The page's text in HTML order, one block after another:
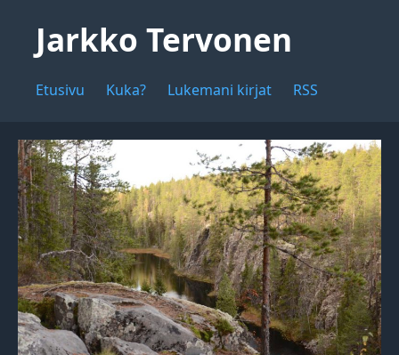
Jarkko Tervonen
Etusivu Kuka? Lukemani kirjat RSS